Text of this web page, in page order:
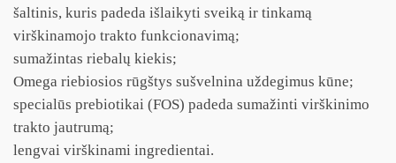
šaltinis, kuris padeda išlaikyti sveiką ir tinkamą
virškinamojo trakto funkcionavimą;
sumažintas riebalų kiekis;
Omega riebiosios rūgštys sušvelnina uždegimus kūne;
specialūs prebiotikai (FOS) padeda sumažinti virškinimo
trakto jautrumą;
lengvai virškinami ingredientai.